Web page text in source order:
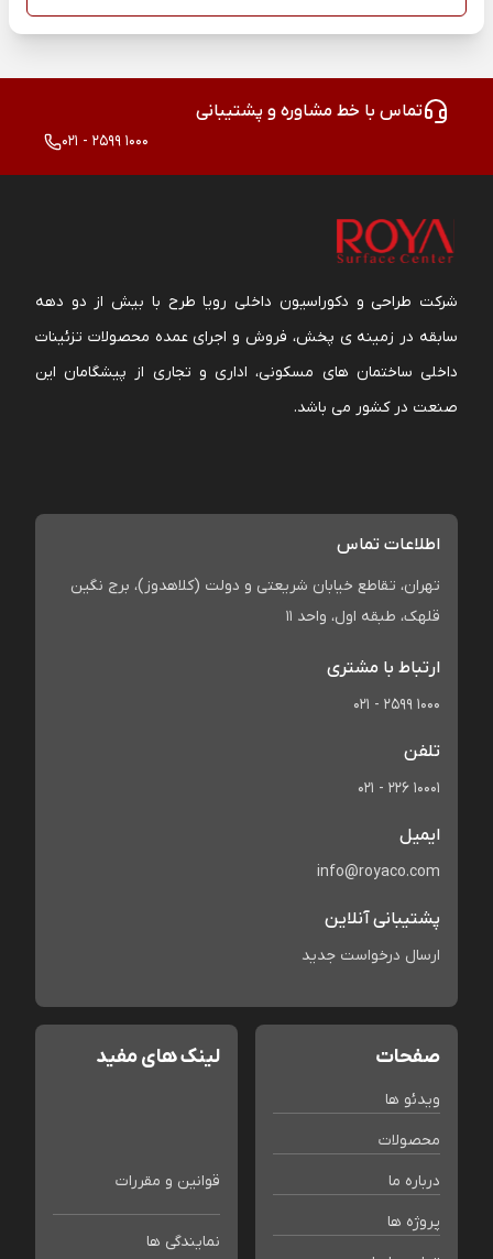
تماس با خط مشاوره و پشتیبانی
021 - 2599 1000
شرکت طراحی و دکوراسیون داخلی رویا طرح با بیش از دو دهه
سابقه در زمینه ی پخش، فروش و اجرای عمده محصولات تزئینات
داخلی ساختمان های مسکونی، اداری و تجاری از پیشگامان این
صنعت در کشور می باشد.
اطلاعات تماس
تهران، تقاطع خیابان شریعتی و دولت (کلاهدوز)، برج نگین
قلهک، طبقه اول، واحد 11
ارتباط با مشتری
021 - 2599 1000
تلفن
021 - 226 10001
ایمیل
info@royaco.com
پشتیبانی آنلاین
ارسال درخواست جدید
صفحات
ویدئو ها
محصولات
درباره ما
پروژه ها
لینک های مفید
قوانین و مقررات
نمایندگی ها